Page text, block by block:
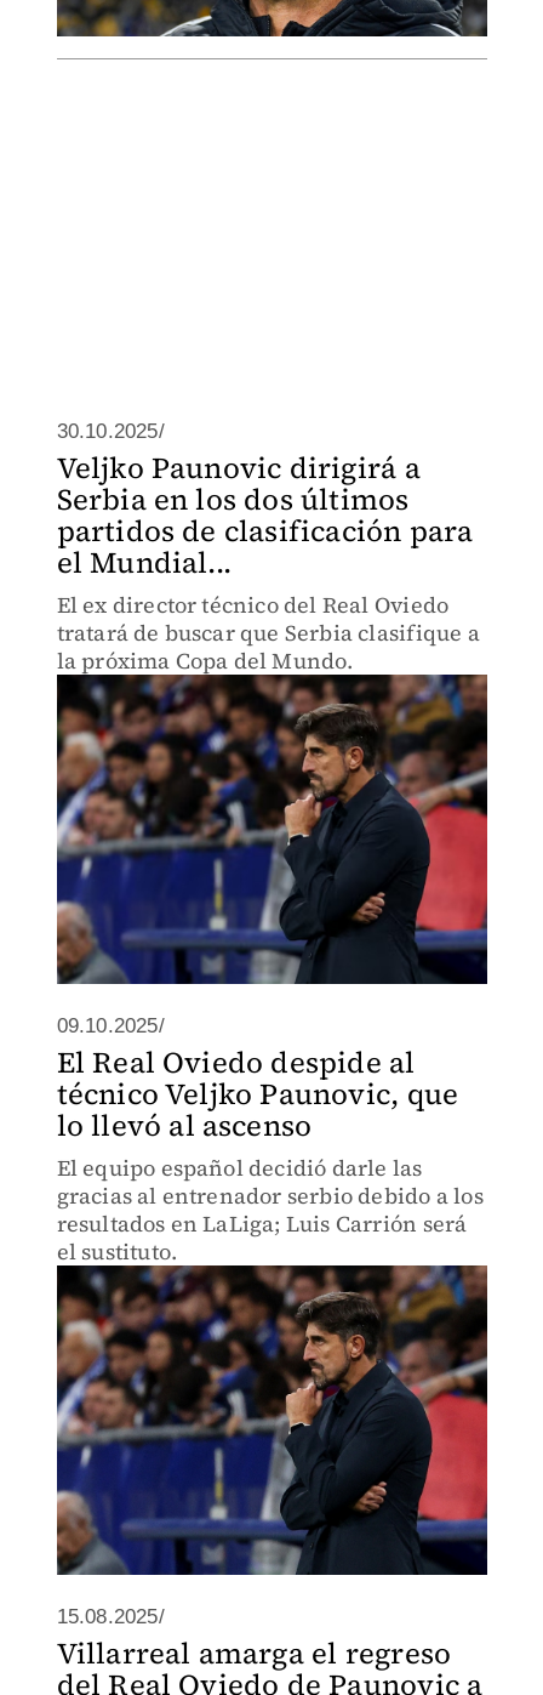
30.10.2025/
Veljko Paunovic dirigirá a
Serbia en los dos últimos
partidos de clasificación para
el Mundial...
El ex director técnico del Real Oviedo
tratará de buscar que Serbia clasifique a
la próxima Copa del Mundo.
09.10.2025/
El Real Oviedo despide al
técnico Veljko Paunovic, que
lo llevó al ascenso
El equipo español decidió darle las
gracias al entrenador serbio debido a los
resultados en LaLiga; Luis Carrión será
el sustituto.
15.08.2025/
Villarreal amarga el regreso
del Real Oviedo de Paunovic a